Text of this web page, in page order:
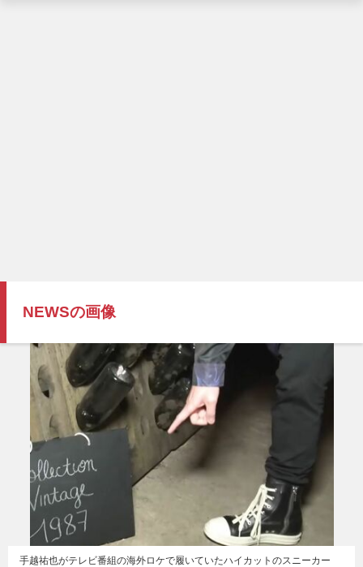
NEWSの画像
手越祐也がテレビ番組の海外ロケで履いていたハイカットのスニーカー